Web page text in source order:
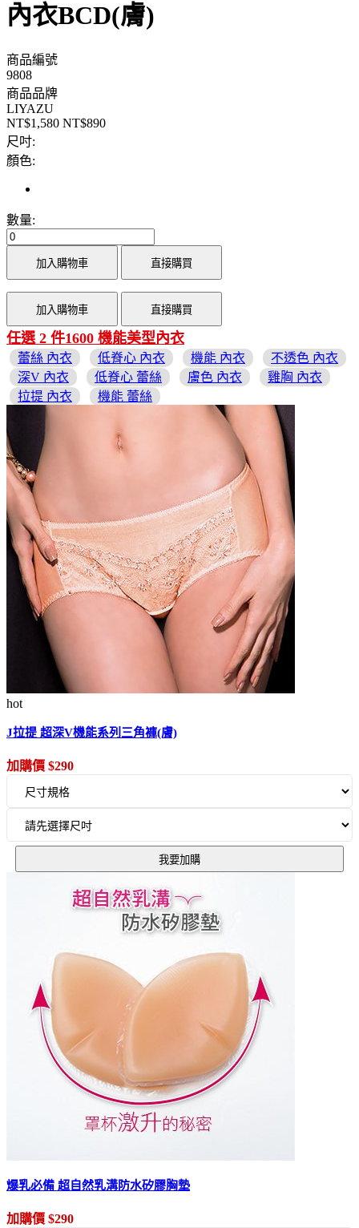
內衣BCD(膚)
商品編號
9808
商品品牌
LIYAZU
NT$1,580 NT$890
尺吋:
顏色:
數量:
加入購物車 直接購買
加入購物車 直接購買
任選 2 件1600 機能美型內衣
蕾絲 內衣 低脊心 內衣 機能 內衣
不透色 內衣
深V 內衣
低脊心 蕾絲 膚色 內衣
雞胸 內衣
拉提 內衣
機能 蕾絲
hot
J拉提 超深V機能系列三角褲(膚)
加購價 $290
我要加購
爆乳必備 超自然乳溝防水矽膠胸墊
加購價 $290